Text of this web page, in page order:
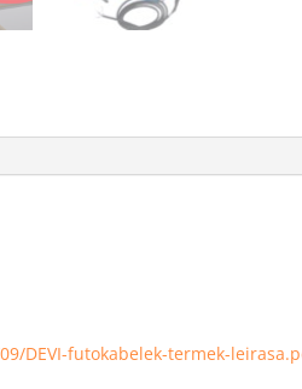
DEVI-futokabelek-termek-